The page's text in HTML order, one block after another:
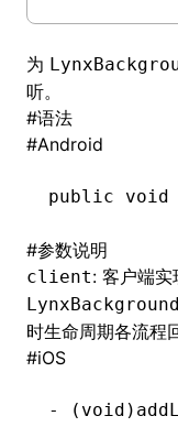
为
听。
#语法
#Android
public void
#参数说明
client: 客户端
时生命周期各流程
#iOS
- ( void